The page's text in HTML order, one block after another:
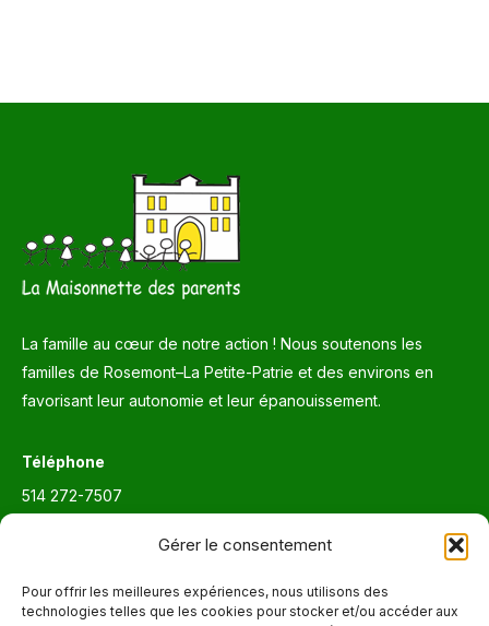
Gérer le consentement
Pour offrir les meilleures expériences, nous utilisons des
technologies telles que les cookies pour stocker et/ou accéder aux
La famille au cœur de notre action ! Nous soutenons les
familles de Rosemont–La Petite-Patrie et des environs en
favorisant leur autonomie et leur épanouissement.
Téléphone
514 272-7507